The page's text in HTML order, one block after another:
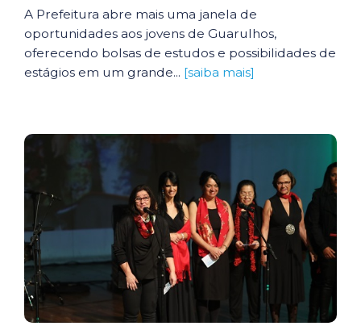
A Prefeitura abre mais uma janela de
oportunidades aos jovens de Guarulhos,
oferecendo bolsas de estudos e possibilidades de
estágios em um grande... [saiba mais]